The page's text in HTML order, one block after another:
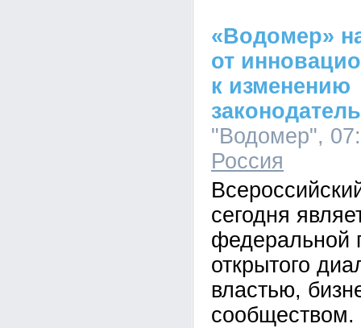
«Водомер»
от
к изменению
"Водомер",
Россия
сегодня
федеральной
открытого
властью,
сообществом.